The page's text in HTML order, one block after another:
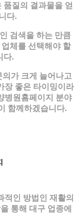
품질의 결과물을 얻
다.
검색을 하는 만큼
체를 선택해야 할
다.
가 크게 늘어나고
장 좋은 타이밍이라
병원홈페이지 분야
함께하겠습니다.
적인 방법인 재활의
통해 대구 업종에